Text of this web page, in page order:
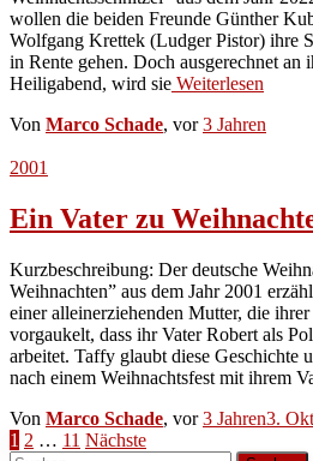
wollen die beiden Freunde Günther
Wolfgang Krettek (Ludger Pistor) ihre
in Rente gehen. Doch ausgerechnet an
Heiligabend, wird sie Weiterlesen
Von Marco Schade, vor3 Jahren
2001
Ein Vater zu
Kurzbeschreibung: Der deutsche
Weihnachten” aus dem Jahr 2001
einer alleinerziehenden Mutter, die
vorgaukelt, dass ihr Vater Robert als
arbeitet. Taffy glaubt diese Geschichte
nach einem Weihnachtsfest mit ihrem
Von Marco Schade, vor3 Jahren3.
Seitennummerierung
1 2 … 11 Nächste